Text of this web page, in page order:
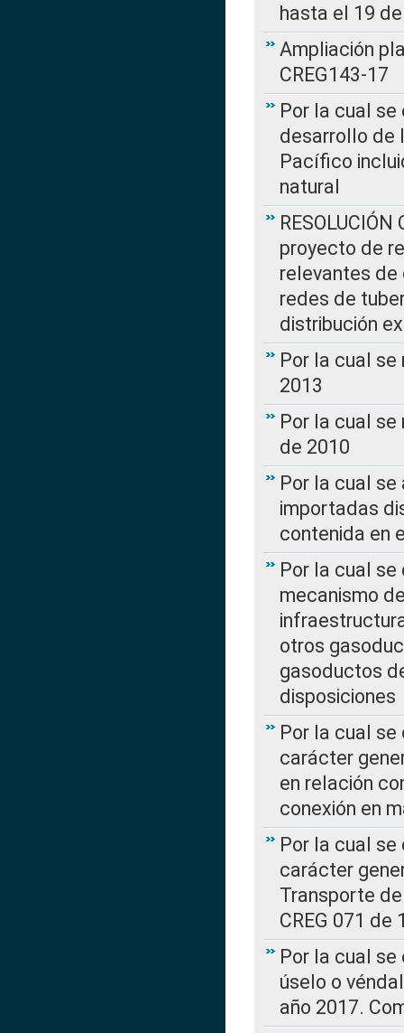
hasta el 19
Ampliación
CREG143-17
Por la cual
desarrollo de
Pacífico
natural
proyecto de
relevantes de
redes de
distribución
Por la cual se
2013
Por la cual se
de 2010
Por la cual
importadas
contenida en
Por la cual se
mecanismo
otros
gasoductos
disposiciones
Por la cual
carácter
en relación
conexión en
Por la cual
carácter
Transporte
CREG 071 de
Por la cual
úselo o
año 2017.